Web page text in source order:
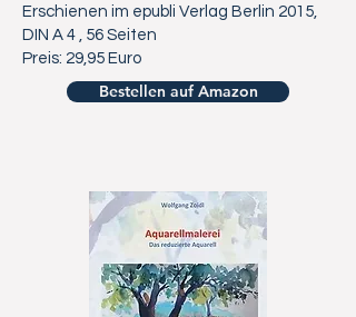
Erschienen im epubli Verlag Berlin 2015,
DIN A 4 , 56 Seiten
Preis: 29,95 Euro
Bestellen auf Amazon